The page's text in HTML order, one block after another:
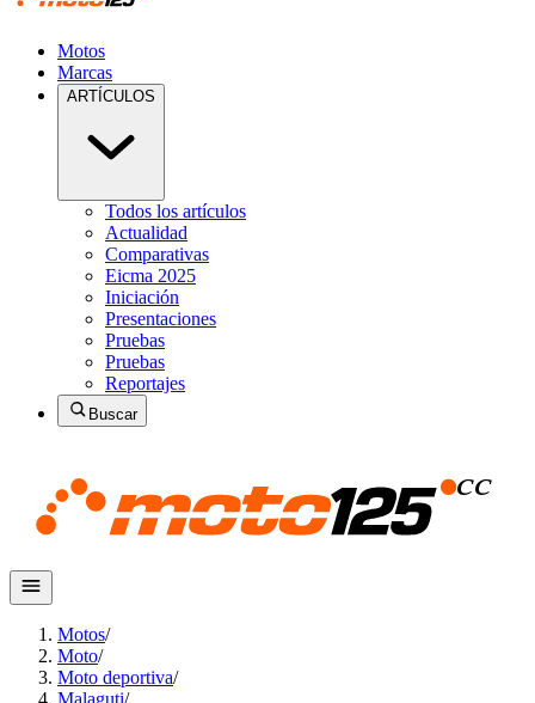
Motos
Marcas
ARTÍCULOS
Todos los artículos
Actualidad
Comparativas
Eicma 2025
Iniciación
Presentaciones
Pruebas
Pruebas
Reportajes
Buscar
Motos/
Moto/
Moto deportiva/
Malaguti/